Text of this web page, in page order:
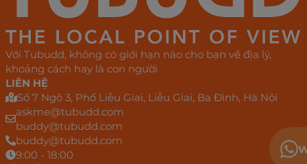
Với Tubudd, không có giới hạn nào cho bạn về địa lý,
khoảng cách hay là con người
LIÊN HỆ
Số 7 Ngõ 3, Phố Liễu Giai, Liễu Giai, Ba Đình, Hà Nội
askme@tubudd.com
buddy@tubudd.com
buddy@tubudd.com
9:00 - 18:00